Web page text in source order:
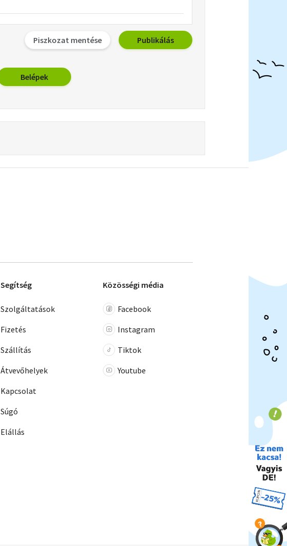
Piszkozat mentése Publikálás
Belépek
Segítség
Szolgáltatások
Fizetés
Szállítás
Átvevőhelyek
Kapcsolat
Súgó
Elállás
Közösségi média
Facebook
Instagram
Tiktok
Youtube